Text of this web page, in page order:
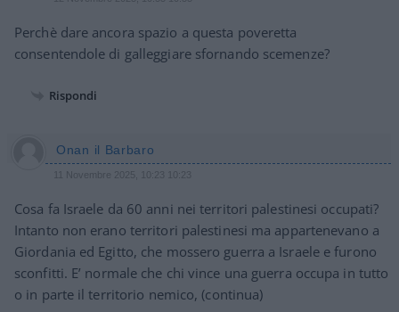
Perchè dare ancora spazio a questa poveretta
consentendole di galleggiare sfornando scemenze?
Rispondi
Onan il Barbaro
11 Novembre 2025, 10:23 10:23
Cosa fa Israele da 60 anni nei territori palestinesi occupati?
Intanto non erano territori palestinesi ma appartenevano a
Giordania ed Egitto, che mossero guerra a Israele e furono
sconfitti. E’ normale che chi vince una guerra occupa in tutto
o in parte il territorio nemico, (continua)